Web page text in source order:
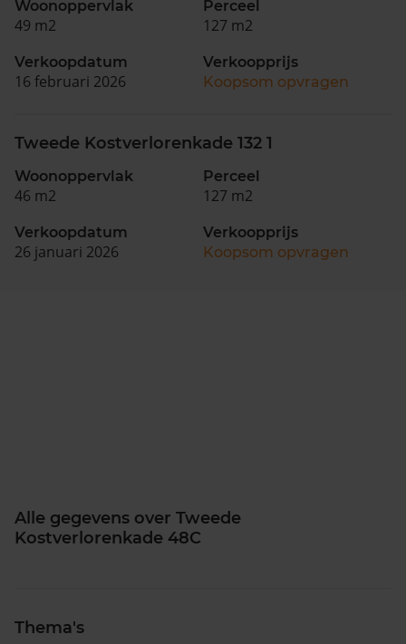
Woonoppervlak
49 m2
Perceel
127 m2
Verkoopdatum
16 februari 2026
Verkoopprijs
Koopsom opvragen
Tweede Kostverlorenkade 132 1
Woonoppervlak
46 m2
Perceel
127 m2
Verkoopdatum
26 januari 2026
Verkoopprijs
Koopsom opvragen
Alle gegevens over Tweede
Kostverlorenkade 48C
Thema's